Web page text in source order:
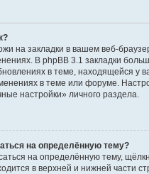
на закладки в вашем веб-
В phpBB 3.1 закладки
в теме, находящейся у
в теме или форуме.
настройки» личного раздела.
на определённую тему?
на определённую тему,
в верхней и нижней части